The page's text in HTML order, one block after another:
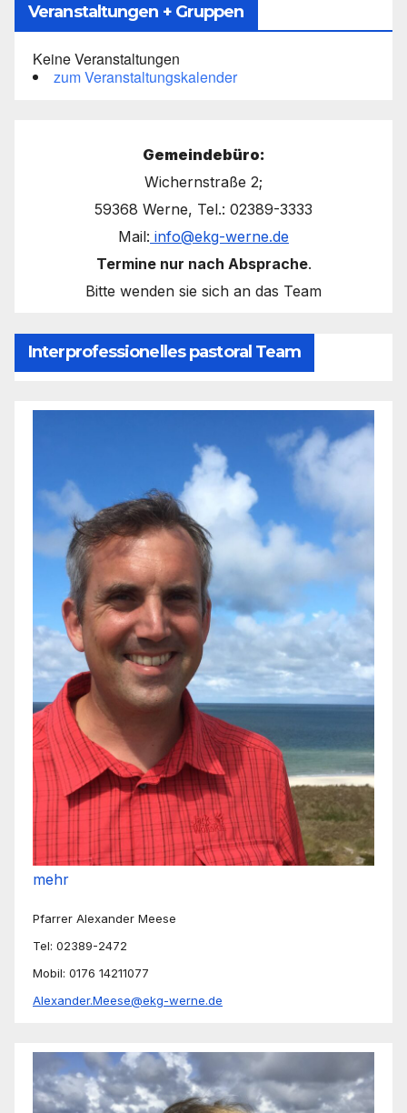
Veranstaltungen + Gruppen
Keine Veranstaltungen
zum Veranstaltungskalender
Gemeindebüro:
Wichernstraße 2;
59368 Werne, Tel.: 02389-3333
Mail: info@ekg-werne.de
Termine nur nach Absprache.
Bitte wenden sie sich an das Team
Interprofessionelles pastoral Team
mehr
Pfarrer Alexander Meese
Tel: 02389-2472
Mobil: 0176 14211077
Alexander.Meese@ekg-werne.de